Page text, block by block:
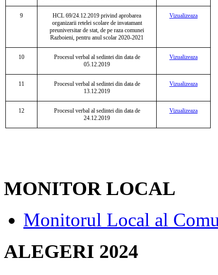
9
HCL 69/24.12.2019 privind aprobarea
organizarii retelei scolare de invatamant
preuniversitar de stat, de pe raza comunei
Razboieni, pentru anul scolar 2020-2021
Vizualizeaza
10
Procesul verbal al sedintei din data de
05.12.2019
Vizualizeaza
11
Procesul verbal al sedintei din data de
13.12.2019
Vizualizeaza
12
Procesul verbal al sedintei din data de
24.12.2019
Vizualizeaza
MONITOR LOCAL
Monitorul Local al
ALEGERI 2024